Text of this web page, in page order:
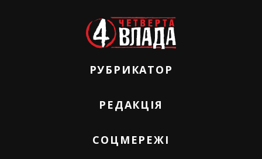
РУБРИКАТОР
РЕДАКЦІЯ
СОЦМЕРЕЖІ